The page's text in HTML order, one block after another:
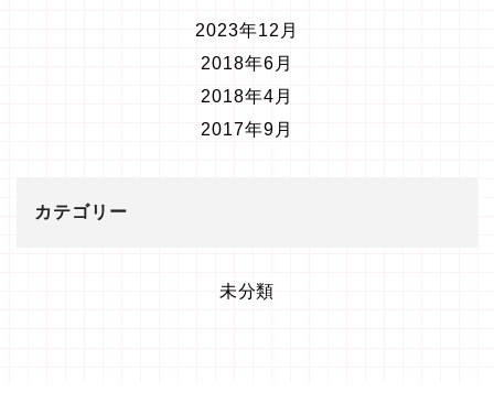
2023年12月
2018年6月
2018年4月
2017年9月
カテゴリー
未分類